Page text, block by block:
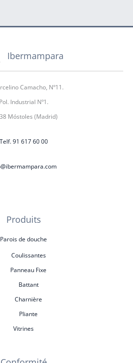
Ibermampara
Camacho, Nº11.
Pol. Industrial Nº1.
Móstoles (Madrid)
Telf. 91 617 60 00
Produits
Parois de douche
Coulissantes
Panneau Fixe
Battant
Charnière
Pliante
Vitrines